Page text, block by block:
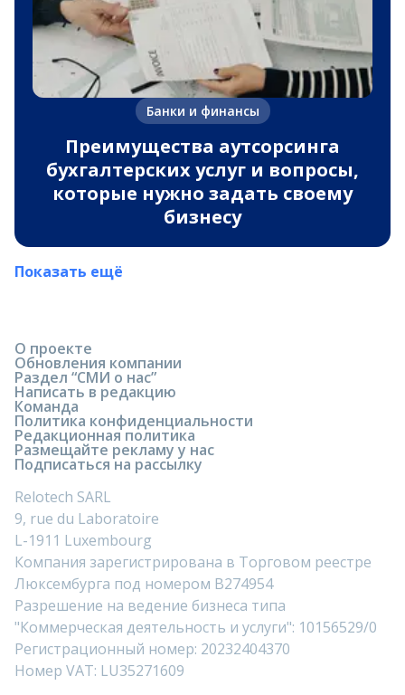
Банки и финансы
Преимущества аутсорсинга
бухгалтерских услуг и вопросы,
которые нужно задать своему
бизнесу
Показать ещё
О проекте
Обновления компании
Раздел “СМИ о нас”
Написать в редакцию
Команда
Политика конфиденциальности
Редакционная политика
Размещайте рекламу у нас
Подписаться на рассылку
Relotech SARL
9, rue du Laboratoire
L-1911 Luxembourg
Компания зарегистрирована в Торговом реестре
Люксембурга под номером B274954
Разрешение на ведение бизнеса типа
"Коммерческая деятельность и услуги": 10156529/0
Регистрационный номер: 20232404370
Номер VAT: LU35271609